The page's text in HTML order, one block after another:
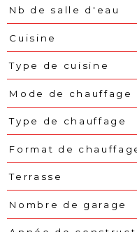
Nb de salle d'eau
Cuisine
Type de cuisine
Mode de chauffage
Type de chauffage
Format de
Terrasse
Nombre de garage